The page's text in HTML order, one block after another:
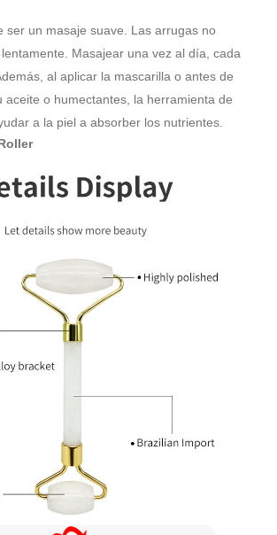
ser un masaje suave. Las arrugas no
Masajear una vez al día, cada
al aplicar la mascarilla o antes de
aceite o humectantes, la herramienta de
a la piel a absorber los nutrientes.